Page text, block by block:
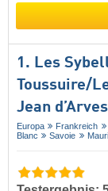
1. Les
Toussuire/​
Jean d’Arves
Europa Frankreich
Blanc
Savoie